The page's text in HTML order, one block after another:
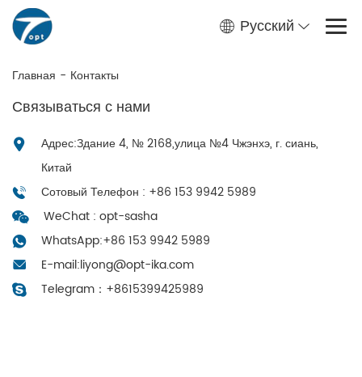
Русский
Главная - Контакты
Связываться с нами
Адрес:Здание 4, № 2168,улица №4 Чжэнхэ, г. сиань,
Китай
Сотовый Телефон : +86 153 9942 5989
WeChat : opt-sasha
WhatsApp:+86 153 9942 5989
E-mail:liyong@opt-ika.com
Telegram： +8615399425989